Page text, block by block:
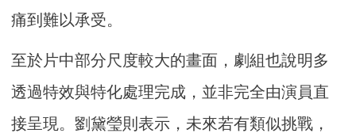
痛到難以承受。
至於片中部分尺度較大的畫面，劇組也說明多
透過特效與特化處理完成，並非完全由演員直
接呈現。劉黛瑩則表示，未來若有類似挑戰，